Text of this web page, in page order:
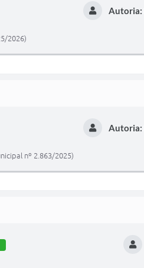
Autoria:
2026)
Autoria:
nº 2.863/2025)